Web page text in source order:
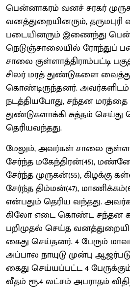
பென்னாகரம் வனச் சரகர்
வனத்துறையினரும், தருமபுரி
படையினரும் இணைந்து
நெடுஞ்சாலையில் ரோந்துப்
சாலை குள்ளாத்திராம்பட்டி
சிலர் மரத் துண்டுகளை
கொண்டிருந்தனர்.
நடத்தியபோது, சந்தன மரத்தை
துண்டுகளாக்கி சுத்தம்
தெரியவந்தது.
மேலும், அவர்கள் சாலை
சேர்ந்த மகேந்திரன்(45),
சேர்ந்த முருகன்(55), கிழக்கு
சேர்ந்த திம்மன்(47),
என்பதும் தெரிய வந்தது.
கிலோ எடை கொண்ட சந்தன
பறிமுதல் செய்த
கைது செய்தனர். 4 பேரும்
அப்பால நாயுடு முன்பு
கைது செய்யப்பட்ட 4
வீதம் ரூ.4 லட்சம் அபராதம்